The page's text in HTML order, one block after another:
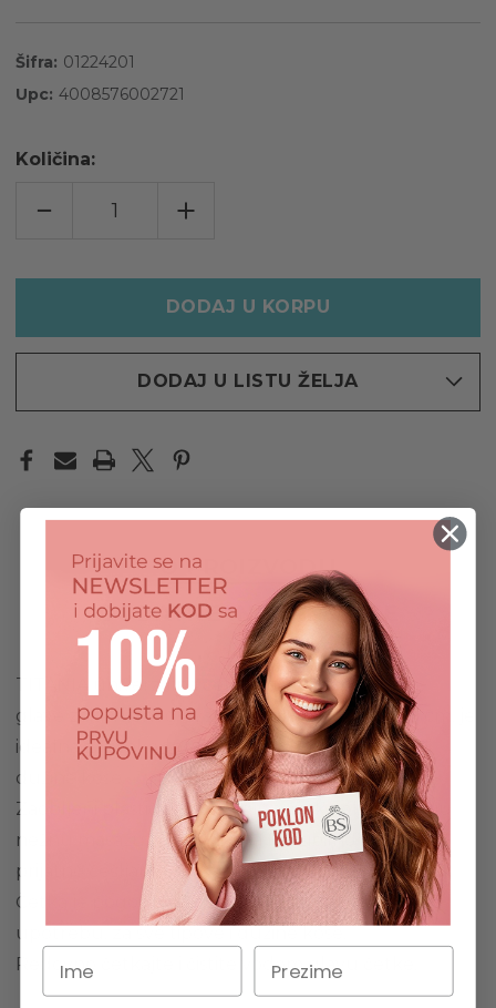
Šifra: 01224201
Upc: 4008576002721
Količina:
POVEĆAJTE
KOSU
1632,
INCREASE
QUANTITY
ČETKA
ZA
KOSU
1632,
KOM.
DODAJ U LISTU ŽELJA
O PROIZVODU
DODATNE INFORMACIJE
TITANIA univerzalna četka za kosu bordo boje,
glave zakrivljenog ovalnog oblika, dužine 23,5 cm, je
idealna za svakodnevno stilizovanje svih tipova i
dužine kose.
Zaobljeni plastični vrhovi iglica četke obezbeđuju
nežnu masažu kože glave, a fleksibilno jastuče
prijatno češljanje.
Četka je pogodna za profesionalnu i kućnu
upotrebu, za sve tipove i dužine kose.
Redovno četkajte i čistite vodom glavu četke.